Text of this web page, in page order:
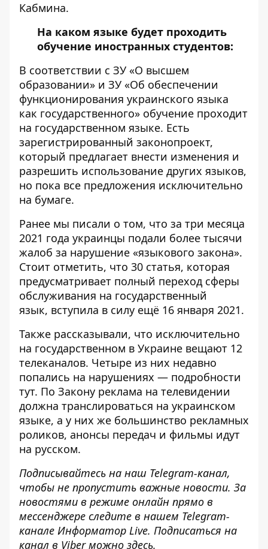
Кабмина.
На каком языке будет проходить
обучение иностранных студентов:
В соответствии с ЗУ «О высшем
образовании» и ЗУ «Об обеспечении
функционирования украинского языка
как государственного» обучение проходит
на государственном языке. Есть
зарегистрированный законопроект,
который предлагает внести изменения и
разрешить использование других языков,
но пока все предложения исключительно
на бумаге.
Ранее мы писали о том, что за три месяца
2021 года украинцы подали более тысячи
жалоб за нарушение «языкового закона».
Стоит отметить, что 30 статья, которая
предусматривает полный переход сферы
обслуживания на государственный
язык, вступила в силу ещё 16 января 2021.
Также рассказывали, что исключительно
на государственном в Украине вещают 12
телеканалов. Четыре из них недавно
попались на нарушениях — подробности
тут. По Закону реклама на телевидении
должна транслироваться на украинском
языке, а у них же большинство рекламных
роликов, анонсы передач и фильмы идут
на русском.
Подписывайтесь на наш Telegram-канал,
чтобы не пропустить важные новости. За
новостями в режиме онлайн прямо в
мессенджере следите в нашем Telegram-
канале Информатор Live. Подписаться на
канал в Viber можно здесь.